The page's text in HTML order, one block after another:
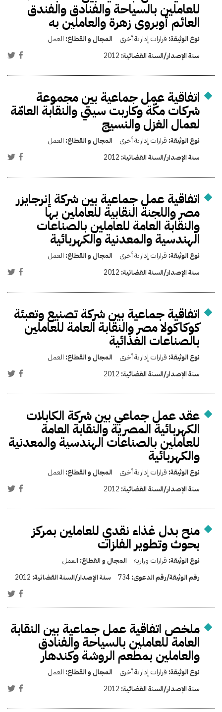
للعاملين بالسياحة والفنادق والفندق
العائم أوبروى زهرة والعاملين به
نوع الوثيقة: قرارات إدارية أخرى المجال و القطاع: العمل
سنة الإصدار/السنة القضائية: 2012
اتفاقية عمل جماعية بين مجموعة
شركات مكّة وكاربت سيتي والنقابة العامّة
لعمال الغزل والنسيج
نوع الوثيقة: قرارات إدارية أخرى المجال و القطاع: العمل
سنة الإصدار/السنة القضائية: 2012
اتفاقية عمل جماعية بين شركة إنرجايزر
مصر واللجنة النقابية للعاملين بها
والنقابة العامة للعاملين بالصناعات
الهندسية والمعدنية والكهربائية
نوع الوثيقة: قرارات إدارية أخرى المجال و القطاع: العمل
سنة الإصدار/السنة القضائية: 2012
اتفاقية جماعية بين شركة تصنيع وتعبئة
كوكاكولا مصر والنقابة العامة للعاملين
بالصناعات الغذائية
نوع الوثيقة: قرارات إدارية أخرى المجال و القطاع: العمل
سنة الإصدار/السنة القضائية: 2012
عقد عمل جماعي بين شركة الكابلات
الكهربائية المصرية والنقابة العامة
للعاملين بالصناعات الهندسية والمعدنية
والكهربائية
نوع الوثيقة: قرارات إدارية أخرى المجال و القطاع: العمل
سنة الإصدار/السنة القضائية: 2012
منح بدل غذاء نقدي للعاملين بمركز
بحوث وتطوير الفلزات
نوع الوثيقة: قرارات وزارية المجال و القطاع: العمل
رقم الوثيقة/رقم الدعوى:734 سنة الإصدار/السنة القضائية: 2012
ملخص اتفاقية عمل جماعية بين النقابة
العامة للعاملين بالسياحة والفنادق
والعاملين بمطعم الروشة وكندهار
نوع الوثيقة: قرارات إدارية أخرى المجال و القطاع: العمل
سنة الإصدار/السنة القضائية: 2012